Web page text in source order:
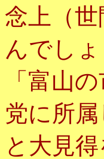
念上（
んでしょ
「富山
党に所
と大見